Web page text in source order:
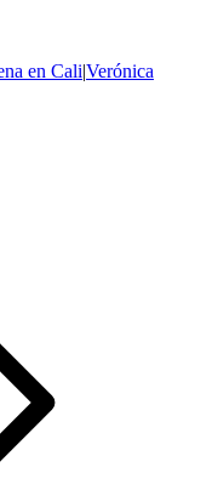
en Cali|Verónica